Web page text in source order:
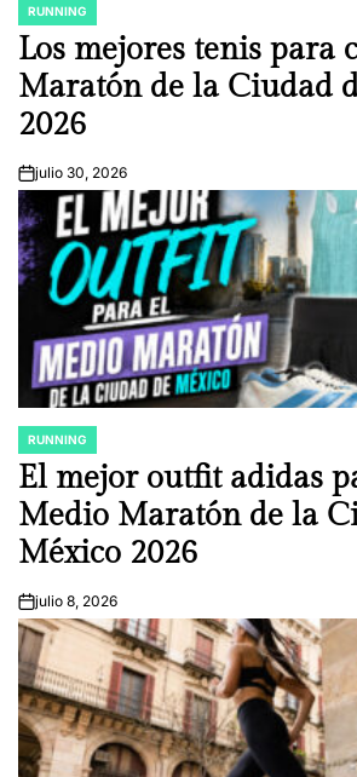
POSTED
IN
RUNNING
Los mejores tenis para
Maratón de la Ciudad
2026
onjulio 30, 2026
POSTED
IN
RUNNING
El mejor outfit adidas
Medio Maratón de la
México 2026
onjulio 8, 2026